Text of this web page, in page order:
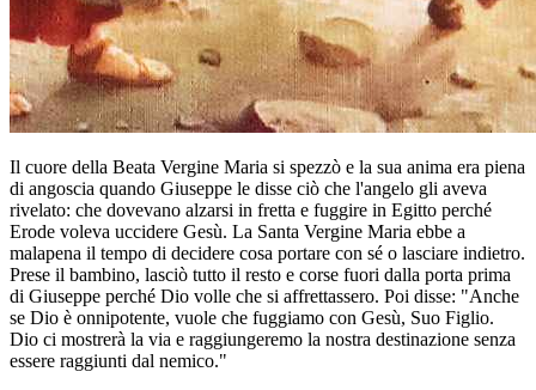
Il cuore della Beata Vergine Maria si spezzò e la sua anima era piena
di angoscia quando Giuseppe le disse ciò che l'angelo gli aveva
rivelato: che dovevano alzarsi in fretta e fuggire in Egitto perché
Erode voleva uccidere Gesù. La Santa Vergine Maria ebbe a
malapena il tempo di decidere cosa portare con sé o lasciare indietro.
Prese il bambino, lasciò tutto il resto e corse fuori dalla porta prima
di Giuseppe perché Dio volle che si affrettassero. Poi disse: "Anche
se Dio è onnipotente, vuole che fuggiamo con Gesù, Suo Figlio.
Dio ci mostrerà la via e raggiungeremo la nostra destinazione senza
essere raggiunti dal nemico."